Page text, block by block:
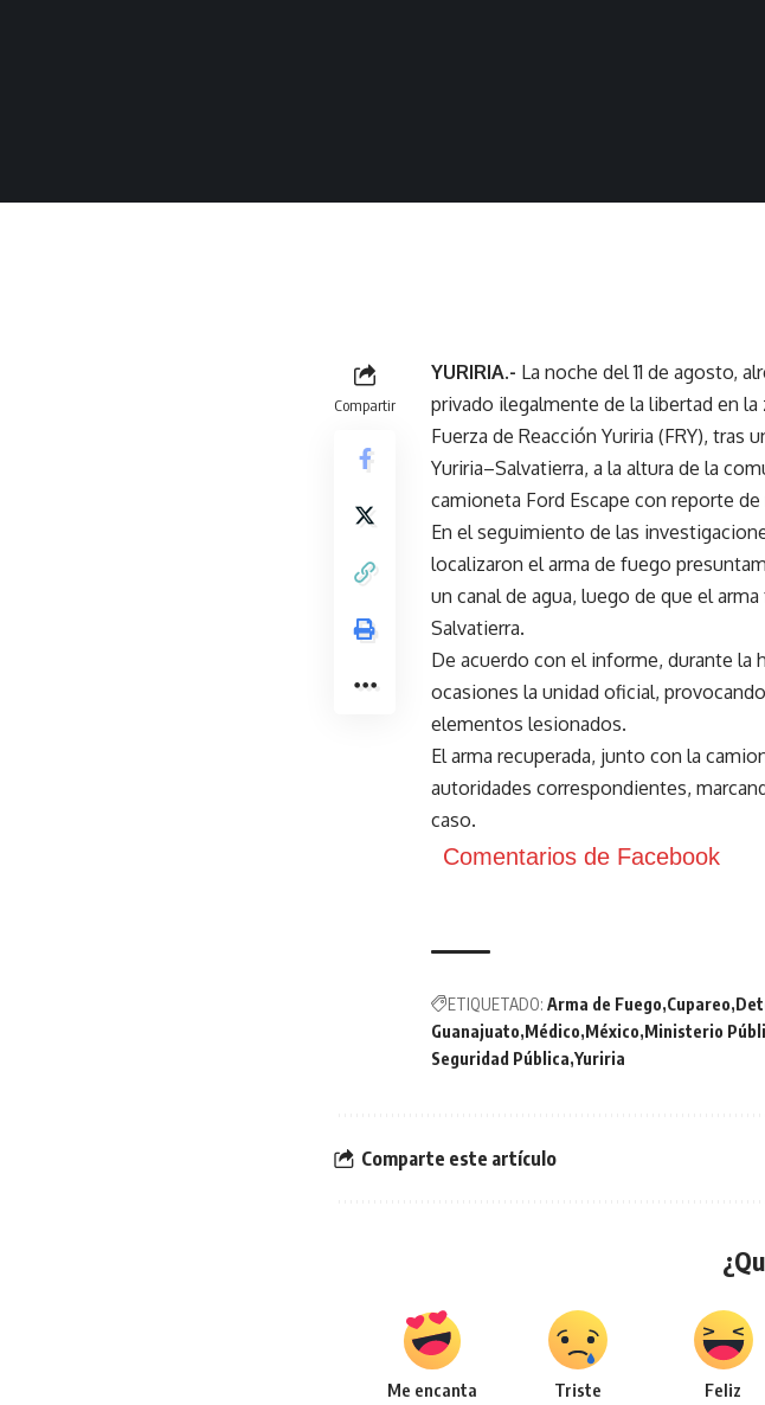
Compartir
YURIRIA.- La noche del 11 de agosto,
privado ilegalmente de la libertad en
Fuerza de Reacción Yuriria (FRY), tras
Yuriria–Salvatierra, a la altura de la
camioneta Ford Escape con reporte
En el seguimiento de las
localizaron el arma de fuego
un canal de agua, luego de que el
Salvatierra.
De acuerdo con el informe, durante la
ocasiones la unidad oficial,
elementos lesionados.
El arma recuperada, junto con la
autoridades correspondientes,
caso.
Comentarios de Facebook
ETIQUETADO: Arma de Fuego Cupareo
Guanajuato Médico México Ministerio
Seguridad Pública Yuriria
Comparte este artículo
Me encanta Triste Feliz